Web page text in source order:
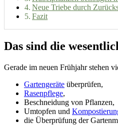
Neue Triebe durch
Fazit
Das sind die
Gerade im neuen Frühjahr stehen
Gartengeräte überprüfen,
Rasenpflege,
Beschneidung von Pflanzen,
Umtopfen und
die Überprüfung der